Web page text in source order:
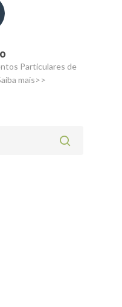
Particulares de
mais>>